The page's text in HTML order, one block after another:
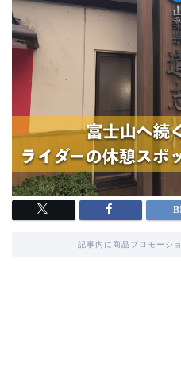
記事内に商品プロモーシ